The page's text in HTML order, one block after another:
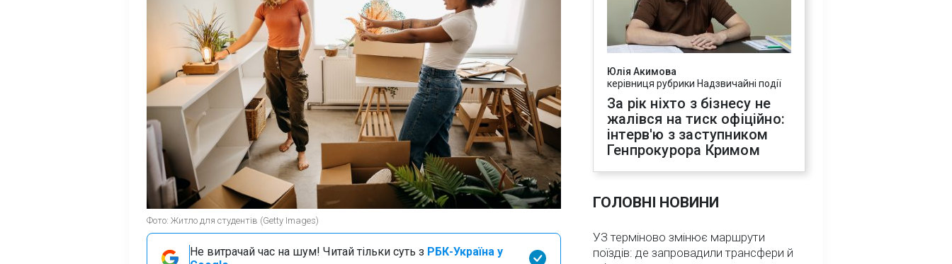
Фото: Житло для студентів (Getty Images)
Не витрачай час на шум! Читай тільки суть з РБК-Україна у
Юлія Акимова
керівниця рубрики Надзвичайні події
За рік ніхто з бізнесу не
жалівся на тиск офіційно:
інтерв'ю з заступником
Генпрокурора Кримом
ГОЛОВНІ НОВИНИ
УЗ терміново змінює маршрути
поїздів: де запровадили трансфери й